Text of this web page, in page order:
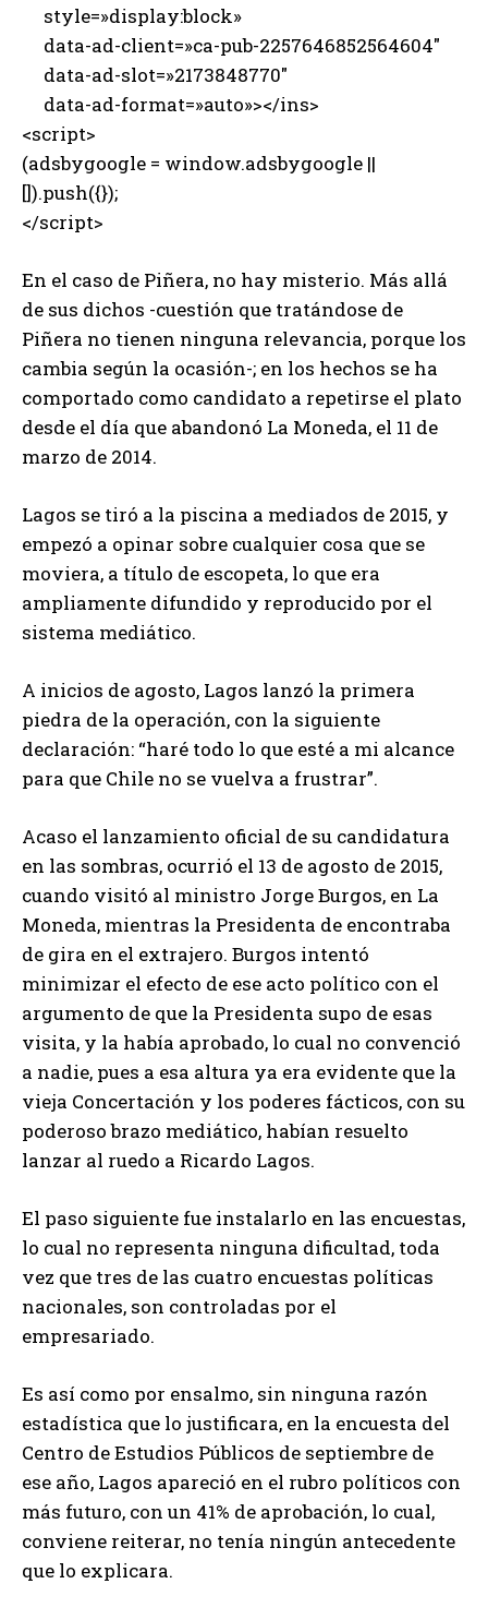
style=»display:block»
data-ad-client=»ca-pub-2257646852564604″
data-ad-slot=»2173848770″
data-ad-format=»auto»></ins>
<script>
(adsbygoogle = window.adsbygoogle ||
[]).push({});
</script>
En el caso de Piñera, no hay misterio. Más allá
de sus dichos -cuestión que tratándose de
Piñera no tienen ninguna relevancia, porque los
cambia según la ocasión-; en los hechos se ha
comportado como candidato a repetirse el plato
desde el día que abandonó La Moneda, el 11 de
marzo de 2014.
Lagos se tiró a la piscina a mediados de 2015, y
empezó a opinar sobre cualquier cosa que se
moviera, a título de escopeta, lo que era
ampliamente difundido y reproducido por el
sistema mediático.
A inicios de agosto, Lagos lanzó la primera
piedra de la operación, con la siguiente
declaración: “haré todo lo que esté a mi alcance
para que Chile no se vuelva a frustrar”.
Acaso el lanzamiento oficial de su candidatura
en las sombras, ocurrió el 13 de agosto de 2015,
cuando visitó al ministro Jorge Burgos, en La
Moneda, mientras la Presidenta de encontraba
de gira en el extrajero. Burgos intentó
minimizar el efecto de ese acto político con el
argumento de que la Presidenta supo de esas
visita, y la había aprobado, lo cual no convenció
a nadie, pues a esa altura ya era evidente que la
vieja Concertación y los poderes fácticos, con su
poderoso brazo mediático, habían resuelto
lanzar al ruedo a Ricardo Lagos.
El paso siguiente fue instalarlo en las encuestas,
lo cual no representa ninguna dificultad, toda
vez que tres de las cuatro encuestas políticas
nacionales, son controladas por el
empresariado.
Es así como por ensalmo, sin ninguna razón
estadística que lo justificara, en la encuesta del
Centro de Estudios Públicos de septiembre de
ese año, Lagos apareció en el rubro políticos con
más futuro, con un 41% de aprobación, lo cual,
conviene reiterar, no tenía ningún antecedente
que lo explicara.